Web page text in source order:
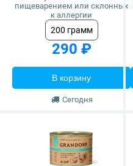
пищеварением или склонных
к аллергии
200 грамм
290 ₽
В корзину
Сегодня